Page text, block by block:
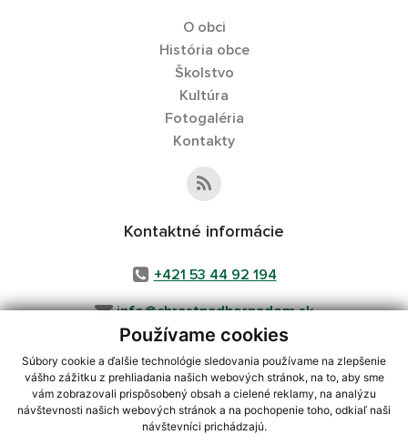
Používame cookies
Súbory cookie a ďalšie technológie sledovania používame na zlepšenie
vášho zážitku z prehliadania našich webových stránok, na to, aby sme
vám zobrazovali prispôsobený obsah a cielené reklamy, na analýzu
návštevnosti našich webových stránok a na pochopenie toho, odkiaľ naši
návštevníci prichádzajú.
O obci
História obce
Školstvo
Kultúra
Fotogaléria
Kontakty
Kontaktné informácie
+421 53 44 92 194
info@chrastnadhornadom.sk
využite možnosť získavania aktuálnych informácií s využitím RSS
CMS systém (redakčný) systém ECHELON 2,Mapa stránok,web portál
webex.digital, s.r.o.,domény,registrácia domény